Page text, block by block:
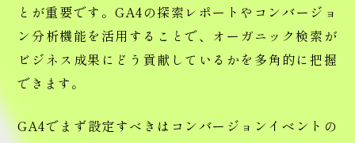
とが重要です。GA4の探索レポートやコンバージョ
ン分析機能を活用することで、オーガニック検索が
ビジネス成果にどう貢献しているかを多角的に把握
できます。
GA4でまず設定すべきはコンバージョンイベントの